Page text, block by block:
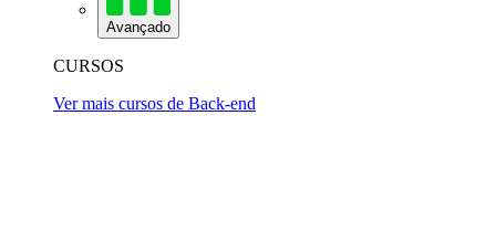
Avançado
CURSOS
Ver mais cursos de Back-end